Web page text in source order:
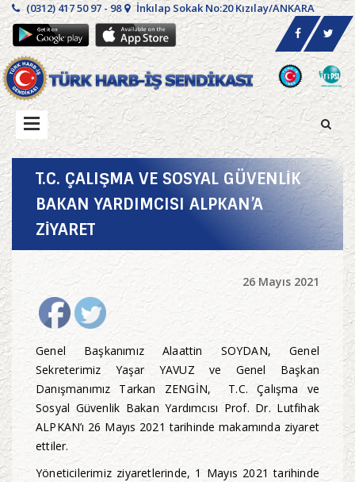
(0312) 417 50 97 - 98 İnkılap Sokak No:20 Kızılay/ANKARA
T.C. ÇALIŞMA VE SOSYAL GÜVENLİK
BAKAN YARDIMCISI ALPKAN’A
ZİYARET
26 Mayıs 2021
Genel Başkanımız Alaattin SOYDAN, Genel
Sekreterimiz Yaşar YAVUZ ve Genel Başkan
Danışmanımız Tarkan ZENGİN, T.C. Çalışma ve
Sosyal Güvenlik Bakan Yardımcısı Prof. Dr. Lutfihak
ALPKAN’ı 26 Mayıs 2021 tarihinde makamında ziyaret
ettiler.
Yöneticilerimiz ziyaretlerinde, 1 Mayıs 2021 tarihinde